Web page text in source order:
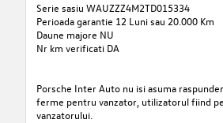
Serie sasiu WAUZZZ4M2TD015334
Perioada garantie 12 Luni sau 20.000 Km
Daune majore NU
Nr km verificati DA
Porsche Inter Auto nu isi asuma
ferme pentru vanzator, utilizatorul fiind
vanzatorului.